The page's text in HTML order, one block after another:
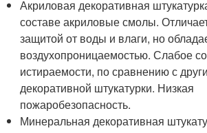
Акриловая декоративная
составе акриловые смолы.
защитой от воды и влаги, но
воздухопроницаемостью. Слабое
истираемости, по сравнению с
декоративной штукатурки. Низкая
пожаробезопасность.
Минеральная декоративная